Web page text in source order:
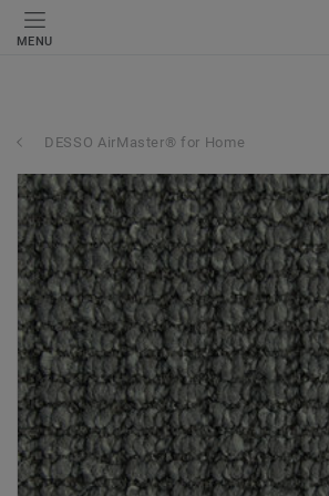
MENU
DESSO AirMaster® for Home